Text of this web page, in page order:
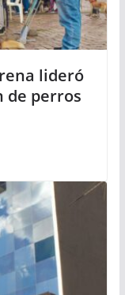
lideró
de perros